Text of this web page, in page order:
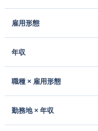
雇用形態
年収
職種 × 雇用形態
勤務地 × 年収